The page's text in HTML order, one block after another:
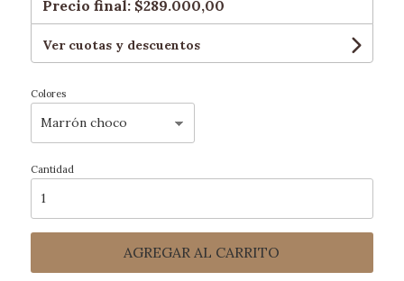
Precio final: $289.000,00
Ver cuotas y descuentos
Colores
Cantidad
AGREGAR AL CARRITO